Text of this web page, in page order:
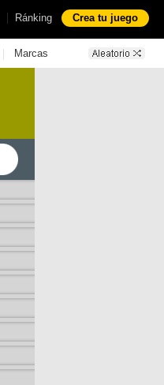
| Ránking Crea tu juego
| Marcas